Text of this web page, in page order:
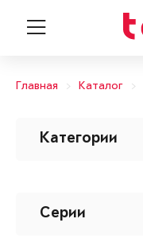
Главная Каталог
Категории
Серии